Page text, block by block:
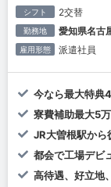
シフト 2交替
勤務地 愛知県名古
雇用形態 派遣社員
今なら最大特典
寮費補助最大5
JR大曽根駅から
都会で工場デビ
高待遇、好立地